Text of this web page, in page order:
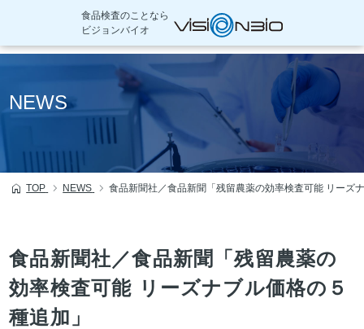
へ
食品検査のことなら
ビジョンバイオ
NEWS
TOP NEWS 食品新聞社／食品新聞「残留農薬の効率検査可能 リーズ
食品新聞社／食品新聞「残留農薬の
効率検査可能 リーズナブル価格の５
種追加」